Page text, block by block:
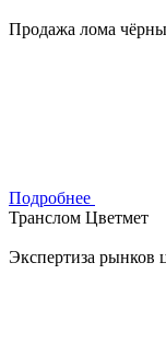
Продажа лома
Подробнее
Транслом Цветмет
Экспертиза рынков